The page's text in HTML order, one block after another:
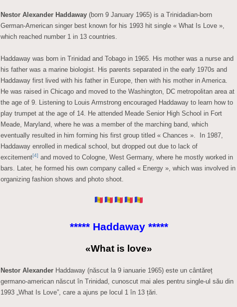
Nestor Alexander Haddaway (born 9 January 1965) is a Trinidadian-born
German-American singer best known for his 1993 hit single « What Is Love »,
which reached number 1 in 13 countries.
Haddaway was born in Trinidad and Tobago in 1965. His mother was a nurse and
his father was a marine biologist. His parents separated in the early 1970s and
Haddaway first lived with his father in Europe, then with his mother in America.
He was raised in Chicago and moved to the Washington, DC metropolitan area at
the age of 9. Listening to Louis Armstrong encouraged Haddaway to learn how to
play trumpet at the age of 14. He attended Meade Senior High School in Fort
Meade, Maryland, where he was a member of the marching band, which
eventually resulted in him forming his first group titled « Chances ».
In 1987,
Haddaway enrolled in medical school, but dropped out due to lack of
excitement[4] and moved to Cologne, West Germany, where he mostly worked in
bars. Later, he formed his own company called « Energy », which was involved in
organizing fashion shows and photo shoot.
***** Haddaway *****
«What is love»
Nestor Alexander Haddaway (născut la 9 ianuarie 1965) este un cântăreț
germano-american născut în Trinidad, cunoscut mai ales pentru single-ul său din
1993 „What Is Love”, care a ajuns pe locul 1 în 13 țări.